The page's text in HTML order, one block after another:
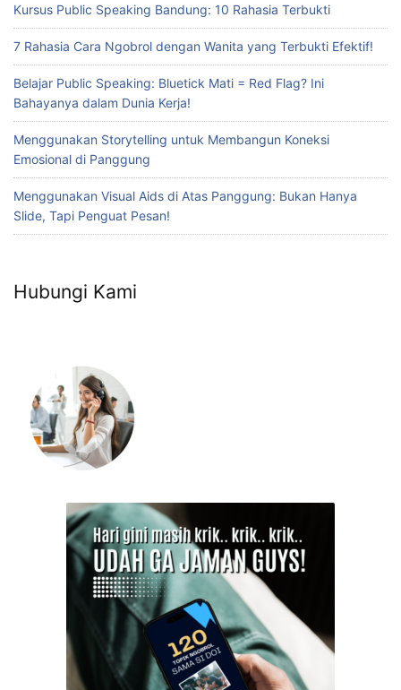
Kursus Public Speaking Bandung: 10 Rahasia Terbukti
7 Rahasia Cara Ngobrol dengan Wanita yang Terbukti Efektif!
Belajar Public Speaking: Bluetick Mati = Red Flag? Ini
Bahayanya dalam Dunia Kerja!
Menggunakan Storytelling untuk Membangun Koneksi
Emosional di Panggung
Menggunakan Visual Aids di Atas Panggung: Bukan Hanya
Slide, Tapi Penguat Pesan!
Hubungi Kami